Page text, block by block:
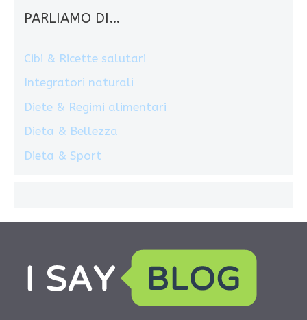
PARLIAMO DI…
Cibi & Ricette salutari
Integratori naturali
Diete & Regimi alimentari
Dieta & Bellezza
Dieta & Sport